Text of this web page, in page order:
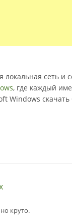
локальная сеть и
, где каждый
Windows скачать
круто.